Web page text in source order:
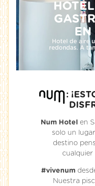
EN
Hotel de aire
redondas. A
:
Num Hotel en
solo un
destino
cualquier
#vivenum
Nuestra